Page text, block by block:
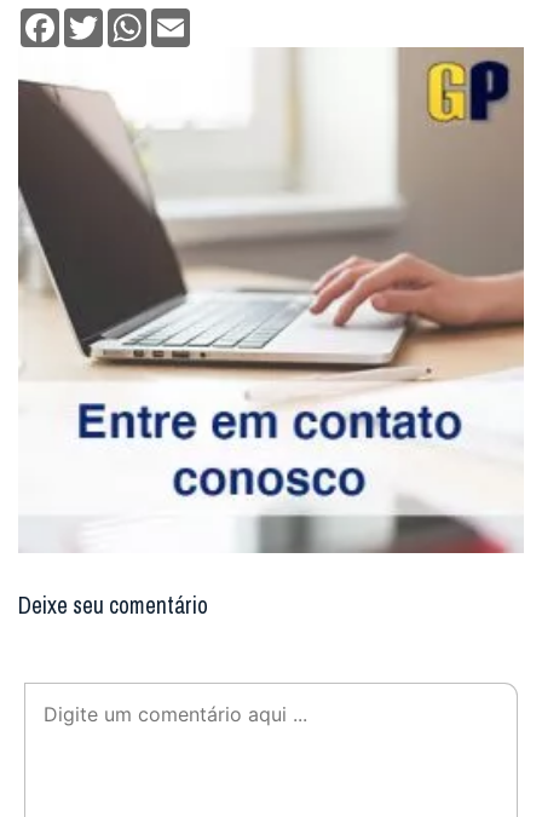
Facebook
TwitterWhatsApp
Deixe seu comentário